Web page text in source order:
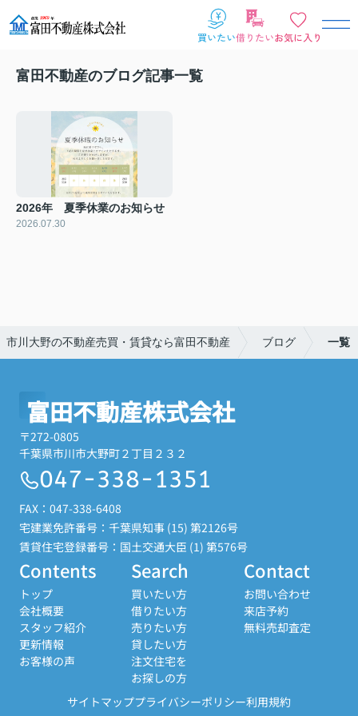
富田不動産のブログ記事一覧
2026年 夏季休業のお知らせ
2026.07.30
市川大野の不動産売買・賃貸なら富田不動産 ブログ 一覧
富田不動産株式会社
〒272-0805
千葉県市川市大野町２丁目２３２
047-338-1351
FAX：047-338-6408
宅建業免許番号：千葉県知事 (15) 第2126号
賃貸住宅登録番号：国土交通大臣 (1) 第576号
Contents
トップ
会社概要
スタッフ紹介
更新情報
お客様の声
Search
買いたい方
借りたい方
売りたい方
貸したい方
注文住宅を
お探しの方
Contact
お問い合わせ
来店予約
無料売却査定
サイトマッププライバシーポリシー利用規約